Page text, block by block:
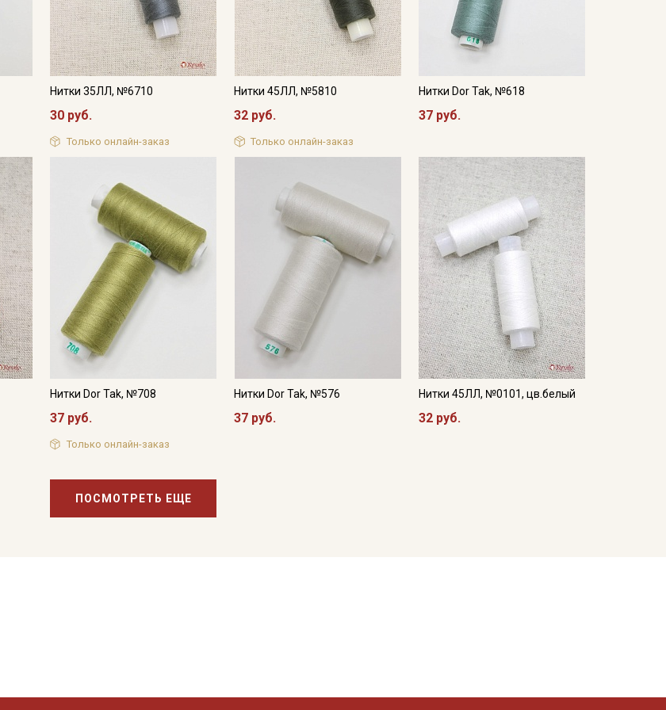
Нитки 35ЛЛ, №6710
30 руб.
Только онлайн-заказ
Нитки 45ЛЛ, №5810
32 руб.
Только онлайн-заказ
Нитки Dor Tak, №618
37 руб.
Нитки Dor Tak, №708
37 руб.
Только онлайн-заказ
Нитки Dor Tak, №576
37 руб.
Нитки 45ЛЛ, №0101, цв.белый
32 руб.
ПОСМОТРЕТЬ ЕЩЕ
Подписаться
Ознакомлен(а) сПолитикой обработки персональных
данных
и даюСогласие на обработку персональных
Согласие на получение рекламных и
информационных рассылок